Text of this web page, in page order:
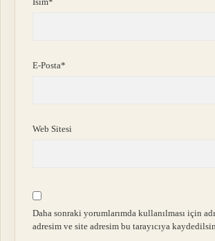
E-Posta*
Web Sitesi
Daha sonraki yorumlarımda kullanılması için
adresim ve site adresim bu tarayıcıya kaydedilsin.